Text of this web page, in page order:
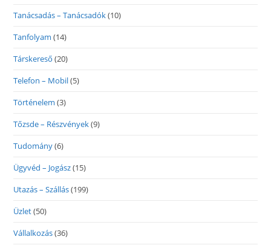
Tanácsadás – Tanácsadók(10)
Tanfolyam (14)
Társkereső (20)
Telefon – Mobil(5)
Történelem (3)
Tőzsde – Részvények(9)
Tudomány(6)
Ügyvéd – Jogász(15)
Utazás – Szállás(199)
Üzlet(50)
Vállalkozás(36)